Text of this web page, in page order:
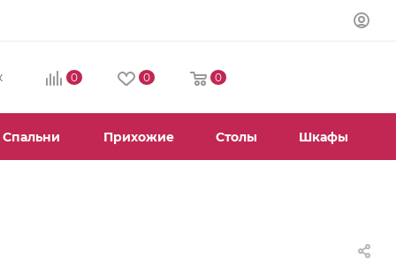
0 0 0
Спальни Прихожие Столы Шкафы